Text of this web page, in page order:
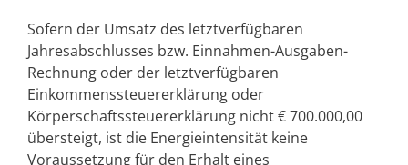
Sofern der Umsatz des letztverfügbaren
Jahresabschlusses bzw. Einnahmen-Ausgaben-
Rechnung oder der letztverfügbaren
Einkommenssteuererklärung oder
Körperschaftssteuererklärung nicht € 700.000,00
übersteigt, ist die Energieintensität keine
Voraussetzung für den Erhalt eines